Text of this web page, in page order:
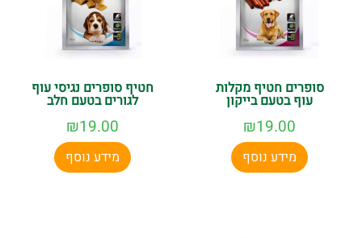
סופרים חטיף מקלות
עוף בטעם בייקון
₪19.00
מידע נוסף
חטיף סופרים נגיסי עוף
לגורים בטעם חלב
₪19.00
מידע נוסף